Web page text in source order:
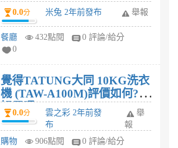
0.0分 米兔 2年前發布 舉報
餐廳 432點閱
0 評論/給分
0
覺得TATUNG大同 10KG洗衣
機 (TAW-A100M)評價如何?
好用嗎?
0.0分
雲之彩 2年前發
布
舉
報
購物
906點閱
0 評論/給分